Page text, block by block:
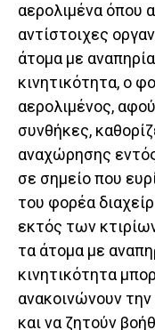
αερολιμένα όπου
αντίστοιχες
άτομα με
κινητικότητα, ο
αερολιμένος,
συνθήκες,
αναχώρησης
σε σημείο που
του φορέα
εκτός των
τα άτομα με
κινητικότητα
ανακοινώνουν
και να ζητούν